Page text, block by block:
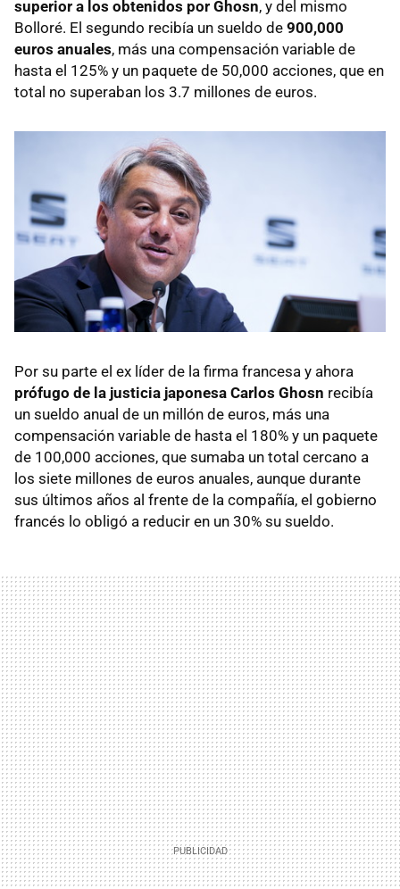
superior a los obtenidos por Ghosn, y del mismo
Bolloré. El segundo recibía un sueldo de 900,000
euros anuales, más una compensación variable de
hasta el 125% y un paquete de 50,000 acciones, que en
total no superaban los 3.7 millones de euros.
Por su parte el ex líder de la firma francesa y ahora
prófugo de la justicia japonesa Carlos Ghosn recibía
un sueldo anual de un millón de euros, más una
compensación variable de hasta el 180% y un paquete
de 100,000 acciones, que sumaba un total cercano a
los siete millones de euros anuales, aunque durante
sus últimos años al frente de la compañía, el gobierno
francés lo obligó a reducir en un 30% su sueldo.